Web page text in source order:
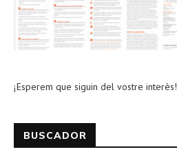
¡Esperem que siguin del vostre interès!
BUSCADOR